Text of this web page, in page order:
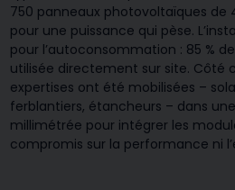
750 panneaux photovoltaïques de
pour une puissance qui pèse.
pour l’autoconsommation : 85 %
utilisée directement sur site. Côté
expertises ont été mobilisées –
ferblantiers, étancheurs – dans
millimétrée pour intégrer les
compromis sur la performance ni